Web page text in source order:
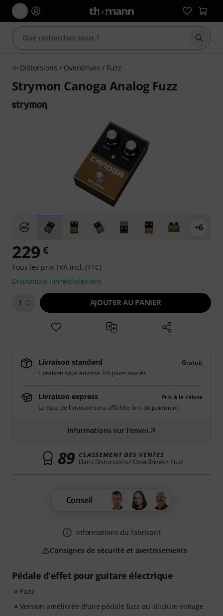
Distorsions / Overdrives / Fuzz
Strymon Canoga Analog Fuzz
+6
Pédale d'effet pour guitare électrique
Fuzz
Version améliorée d'une pédale fuzz au silicium vintage
229 €
Tous les prix TVA incl. (TTC)
Disponible immédiatement
1 AJOUTER AU PANIER
Livraison standard
Gratuit
Livraison sous environ 2-5 jours ouvrés
Livraison express
Prix à la caisse
La date de livraison sera affichée lors du paiement.
Informations sur l'envoi
89 CLASSEMENT DES VENTES
Dans Distorsions / Overdrives / Fuzz
Conseil
Informations du fabricant
Consignes de sécurité et avertissements